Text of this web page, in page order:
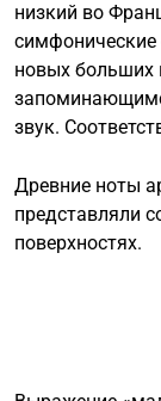
низкий во
симфонические
новых больших
звук.
Древние ноты
представляли
поверхностях.